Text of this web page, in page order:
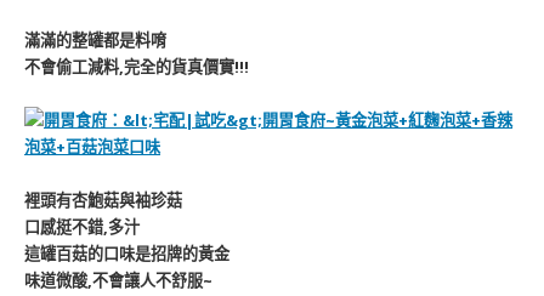
滿滿的整罐都是料唷
不會偷工減料,完全的貨真價實!!!
裡頭有杏鮑菇與袖珍菇
口感挺不錯,多汁
這罐百菇的口味是招牌的黃金
味道微酸,不會讓人不舒服~